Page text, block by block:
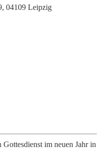
04109 Leipzig
Gottesdienst im neuen Jahr in